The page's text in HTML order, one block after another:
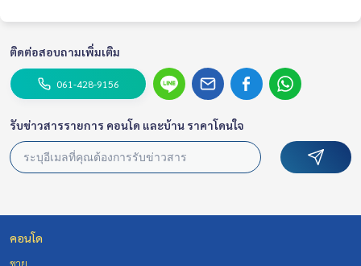
ติดต่อสอบถามเพิ่มเติม
061-428-9156
รับข่าวสารรายการ คอนโด และบ้าน ราคาโดนใจ
คอนโด
ขาย